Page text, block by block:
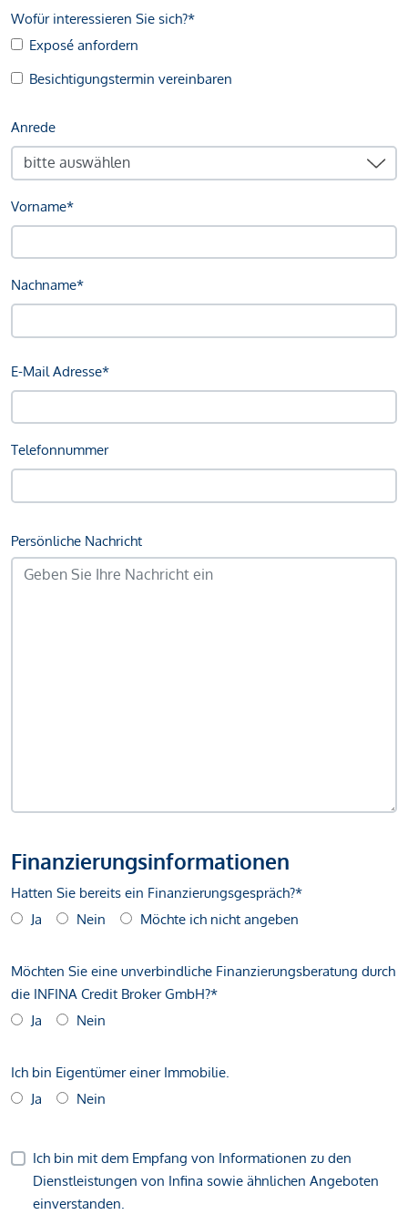
Wofür interessieren Sie sich?*
Exposé anfordern
Besichtigungstermin vereinbaren
Anrede
Vorname*
Nachname*
E-Mail Adresse*
Telefonnummer
Persönliche Nachricht
Finanzierungsinformationen
Hatten Sie bereits ein Finanzierungsgespräch?*
Ja
Nein Möchte ich nicht angeben
Möchten Sie eine unverbindliche Finanzierungsberatung durch
die INFINA Credit Broker GmbH?*
Ja
Nein
Ich bin Eigentümer einer Immobilie.
Ja
Nein
Ich bin mit dem Empfang von Informationen zu den
Dienstleistungen von Infina sowie ähnlichen Angeboten
einverstanden.